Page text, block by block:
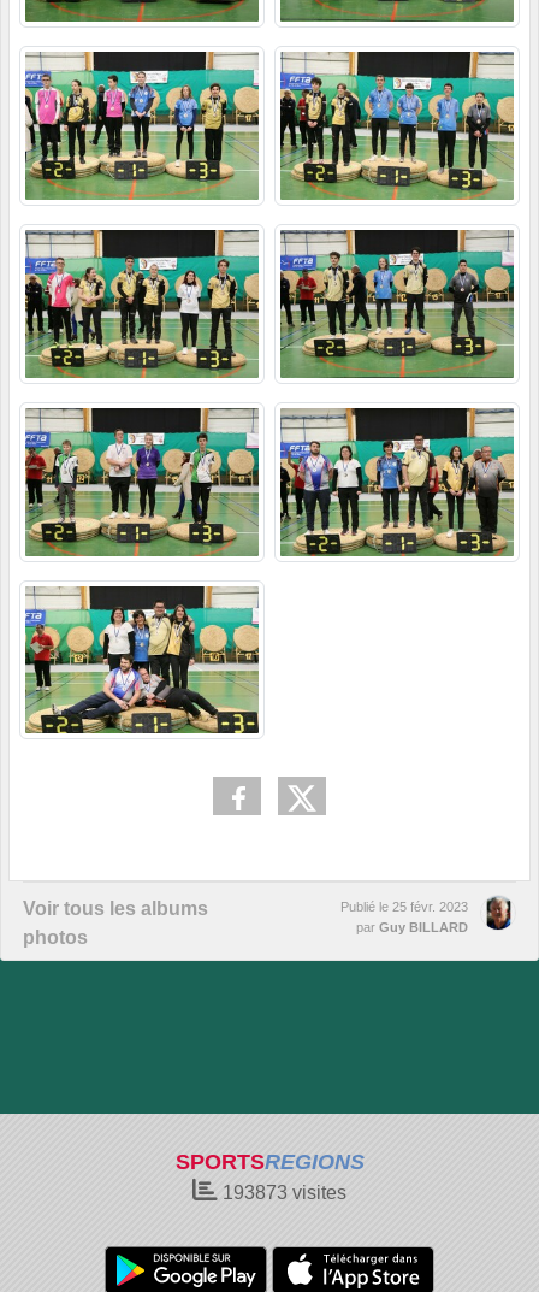
Voir tous les albums
photos
Publié le 25 févr. 2023
par Guy BILLARD
SPORTSREGIONS
193873 visites